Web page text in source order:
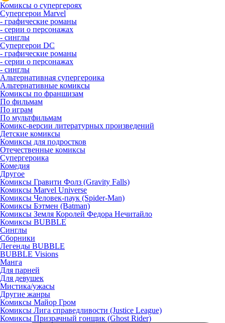
Комиксы о супергероях
Супергерои Marvel
- графические романы
- серии о персонажах
- синглы
Супергерои DC
- графические романы
- серии о персонажах
- синглы
Альтернативная супергероика
Альтернативные комиксы
Комиксы по франшизам
По фильмам
По играм
По мультфильмам
Комикс-версии литературных произведений
Детские комиксы
Комиксы для подростков
Отечественные комиксы
Супергероика
Комедия
Другое
Комиксы Гравити Фолз (Gravity Falls)
Комиксы Marvel Universe
Комиксы Человек-паук (Spider-Man)
Комиксы Бэтмен (Batman)
Комиксы Земля Королей Федора Нечитайло
Комиксы BUBBLE
Синглы
Сборники
Легенды BUBBLE
BUBBLE Visions
Манга
Для парней
Для девушек
Мистика/ужасы
Другие жанры
Комиксы Майор Гром
Комиксы Лига справедливости (Justice League)
Комиксы Призрачный гонщик (Ghost Rider)